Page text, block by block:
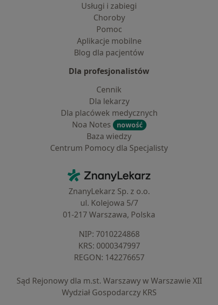
Usługi i zabiegi
Choroby
Pomoc
Aplikacje mobilne
Blog dla pacjentów
Dla profesjonalistów
Cennik
Dla lekarzy
Dla placówek medycznych
Noa Notes
nowość
Baza wiedzy
Centrum Pomocy dla Specjalisty
ZnanyLekarz - Strona główna
ZnanyLekarz Sp. z o.o.
ul. Kolejowa 5/7
01-217 Warszawa, Polska
NIP: ⁠7010224868
KRS: ⁠0000347997
REGON: ⁠142276657
Sąd Rejonowy dla m.st. Warszawy w Warszawie XII
Wydział Gospodarczy KRS